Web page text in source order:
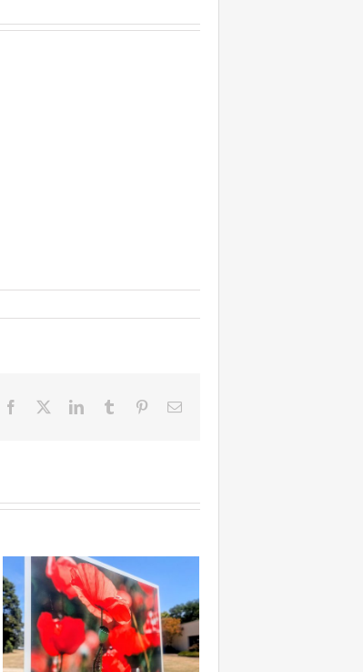
Facebook LinkedInTumblr PinterestEmail